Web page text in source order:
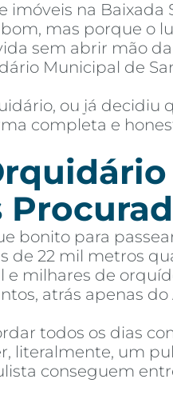
da InvistaAR Educação
na
mas porque o
sem abrir mão
Municipal de
ou já decidiu
completa e
bonito para
22 mil metros
milhares de
atrás apenas
todos os dias
literalmente, um
conseguem